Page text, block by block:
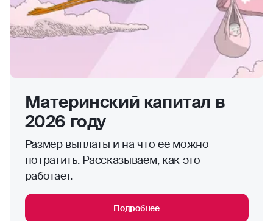
Материнский капитал в
2026 году
Размер выплаты и на что ее можно
потратить. Рассказываем, как это
работает.
Подробнее